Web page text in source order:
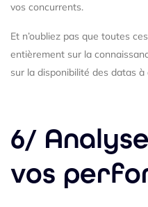
vos concurrents.
Et n’oubliez pas que toutes
entièrement sur la
sur la disponibilité des datas à
6/
vos